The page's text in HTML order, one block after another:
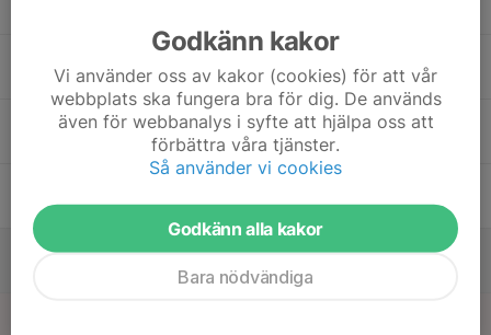
Godkänn kakor
Vi använder oss av kakor (cookies) för att vår
webbplats ska fungera bra för dig. De används
även för webbanalys i syfte att hjälpa oss att
förbättra våra tjänster.
Så använder vi cookies
Godkänn alla kakor
Bara nödvändiga